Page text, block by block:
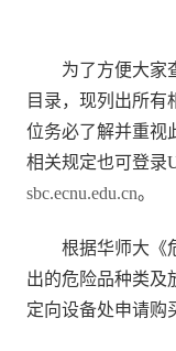
为了方便大家查
目录，现列出所有
位务必了解并重视
相关规定也可登录
sbc.ecnu.edu.cn。
根据华师大《危
出的危险品种类及
定向设备处申请购